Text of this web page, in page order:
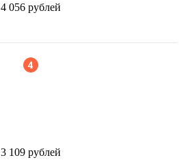
4 056 рублей
3 109 рублей